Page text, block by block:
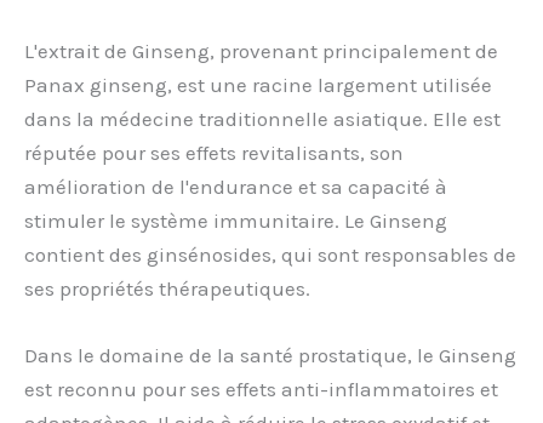
L'extrait de Ginseng, provenant principalement de
Panax ginseng, est une racine largement utilisée
dans la médecine traditionnelle asiatique. Elle est
réputée pour ses effets revitalisants, son
amélioration de l'endurance et sa capacité à
stimuler le système immunitaire. Le Ginseng
contient des ginsénosides, qui sont responsables de
ses propriétés thérapeutiques.
Dans le domaine de la santé prostatique, le Ginseng
est reconnu pour ses effets anti-inflammatoires et